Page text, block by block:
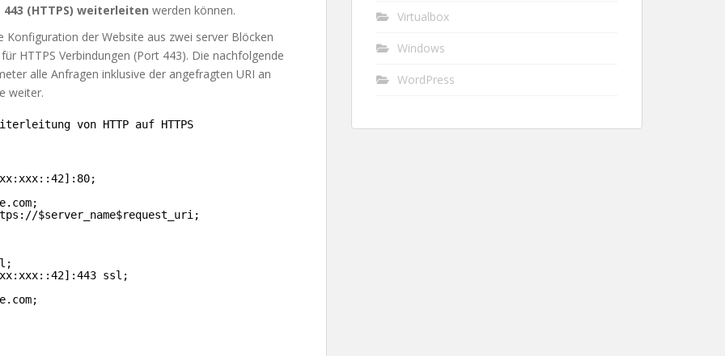
(HTTPS) weiterleiten werden können.
der Website aus zwei server Blöcken
HTTPS Verbindungen (Port 443). Die nachfolgende
alle Anfragen inklusive der angefragten URI an
weiter.
von HTTP auf HTTPS
//$server_name$request_uri;
ssl;
Virtualbox
Windows
WordPress